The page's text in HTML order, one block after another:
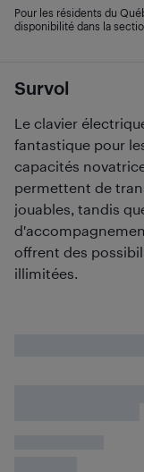
Survol
Le clavier
fantastique pour
capacités
permettent de
jouables, tandis
offrent des
illimitées.
Pour les résidents du
disponibilité dans la